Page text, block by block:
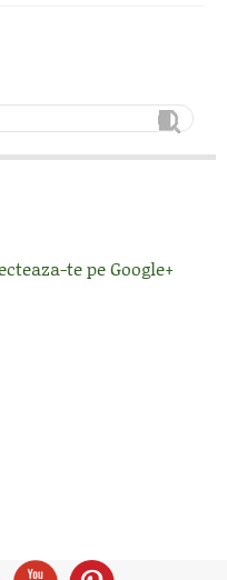
te pe Google+